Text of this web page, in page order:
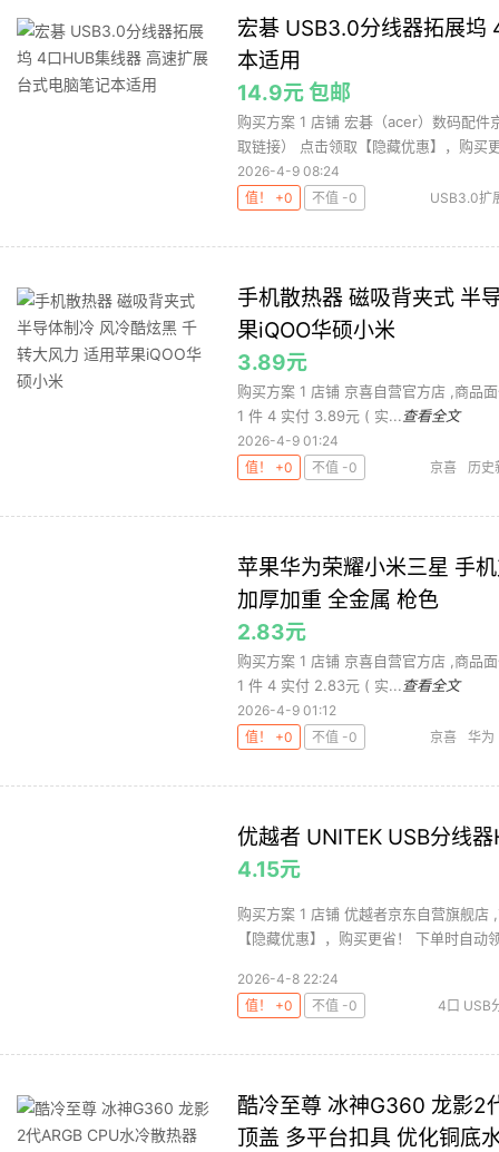
宏碁 USB3.0分线器拓展坞
本适用
14.9元 包邮
购买方案 1 店铺 宏碁（acer）数码配
取链接） 点击领取【隐藏优惠】，购买
2026-4-9 08:24
值！ +0
不值 -0
USB3.0扩
手机散热器 磁吸背夹式 半
果iQOO华硕小米
3.89元
购买方案 1 店铺 京喜自营官方店 ,商品
1 件 4 实付 3.89元 ( 实... 查看全文
2026-4-9 01:24
值！ +0
不值 -0 京喜 历史
苹果华为荣耀小米三星 手
加厚加重 全金属 枪色
2.83元
购买方案 1 店铺 京喜自营官方店 ,商品
1 件 4 实付 2.83元 ( 实... 查看全文
2026-4-9 01:12
值！ +0
不值 -0 京喜 华为
优越者 UNITEK USB分线
4.15元
购买方案 1 店铺 优越者京东自营旗舰
【隐藏优惠】，购买更省！ 下单时自动
2026-4-8 22:24
值！ +0
不值 -0
4口 USB
酷冷至尊 冰神G360 龙影2
顶盖 多平台扣具 优化铜底